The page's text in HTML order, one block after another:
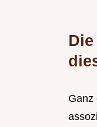
Ganz